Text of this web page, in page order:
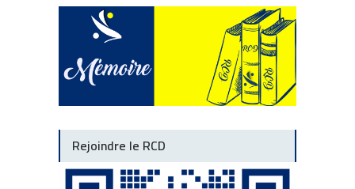
Rejoindre le RCD